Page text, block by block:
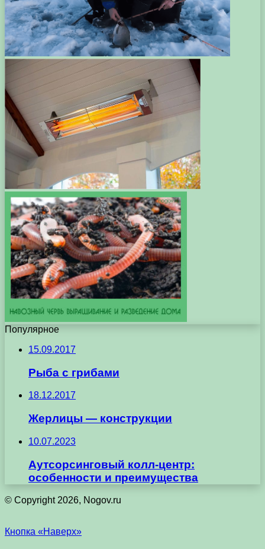
Популярное
15.09.2017
Рыба с грибами
18.12.2017
Жерлицы — конструкции
10.07.2023
Аутсорсинговый колл-центр:
особенности и преимущества
© Copyright 2026, Nogov.ru
Кнопка «Наверх»